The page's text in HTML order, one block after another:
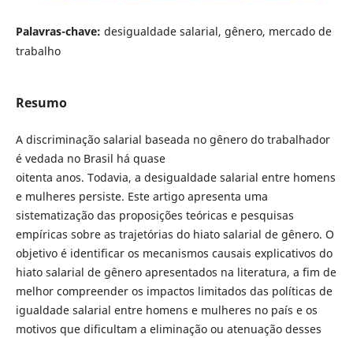
Palavras-chave: desigualdade salarial, gênero, mercado de
trabalho
Resumo
A discriminação salarial baseada no gênero do trabalhador
é vedada no Brasil há quase
oitenta anos. Todavia, a desigualdade salarial entre homens
e mulheres persiste. Este artigo apresenta uma
sistematização das proposições teóricas e pesquisas
empíricas sobre as trajetórias do hiato salarial de gênero. O
objetivo é identificar os mecanismos causais explicativos do
hiato salarial de gênero apresentados na literatura, a fim de
melhor compreender os impactos limitados das políticas de
igualdade salarial entre homens e mulheres no país e os
motivos que dificultam a eliminação ou atenuação desses